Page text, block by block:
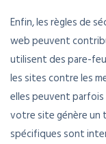
Enfin, les règles de
web peuvent
utilisent des pare-
les sites contre les
elles peuvent
votre site génère un
spécifiques sont